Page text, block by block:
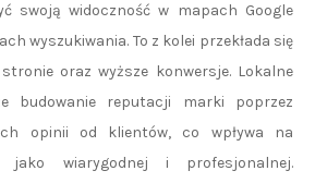
swoją widoczność w mapach Google
wyszukiwania. To z kolei przekłada się
oraz wyższe konwersje. Lokalne
budowanie reputacji marki poprzez
opinii od klientów, co wpływa na
jako wiarygodnej i profesjonalnej.